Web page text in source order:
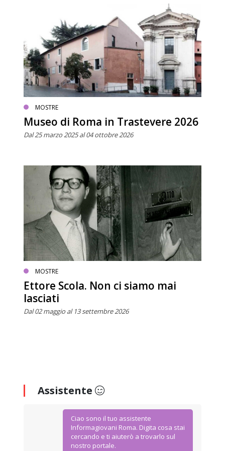
MOSTRE
Museo di Roma in Trastevere 2026
Dal 25 marzo 2025 al 04 ottobre 2026
MOSTRE
Ettore Scola. Non ci siamo mai
lasciati
Dal 02 maggio al 13 settembre 2026
Assistente
Ciao sono il tuo assistente
Informagiovani Roma. Digita cosa stai
cercando e ti aiuterò a trovarlo sul
nostro portale.